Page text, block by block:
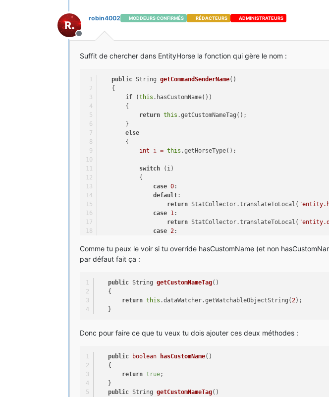
Hors-ligne
robin4002 MODDEURS CONFIRMÉS RÉDACTEURS ADMINISTRATEURS
Suffit de chercher dans EntityHorse la fonction qui gère le nom :
public String getCommandSenderName()
{
if (this .hasCustomName())
{
return this .getCustomNameTag();
}
else
{
int
i = this .getHorseType();
switch (i)
{
case 0:
default:
return StatCollector.translateToLocal(
case 1:
return StatCollector.translateToLocal(
case 2:
case 3:
}
}
Comme tu peux le voir si tu override hasCustomName (et non
par défaut fait ça :
public String getCustomNameTag()
{
return this .dataWatcher.getWatchableObjectString(2);
}
Donc pour faire ce que tu veux tu dois ajouter ces deux méthodes :
public boolean hasCustomName()
{
return true;
}
public String getCustomNameTag()